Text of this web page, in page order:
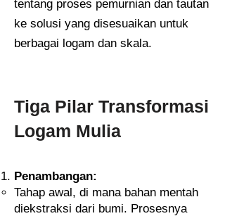
tentang proses pemurnian dan tautan
ke solusi yang disesuaikan untuk
berbagai logam dan skala.
Tiga Pilar Transformasi
Logam Mulia
Penambangan:
Tahap awal, di mana bahan mentah
diekstraksi dari bumi. Prosesnya